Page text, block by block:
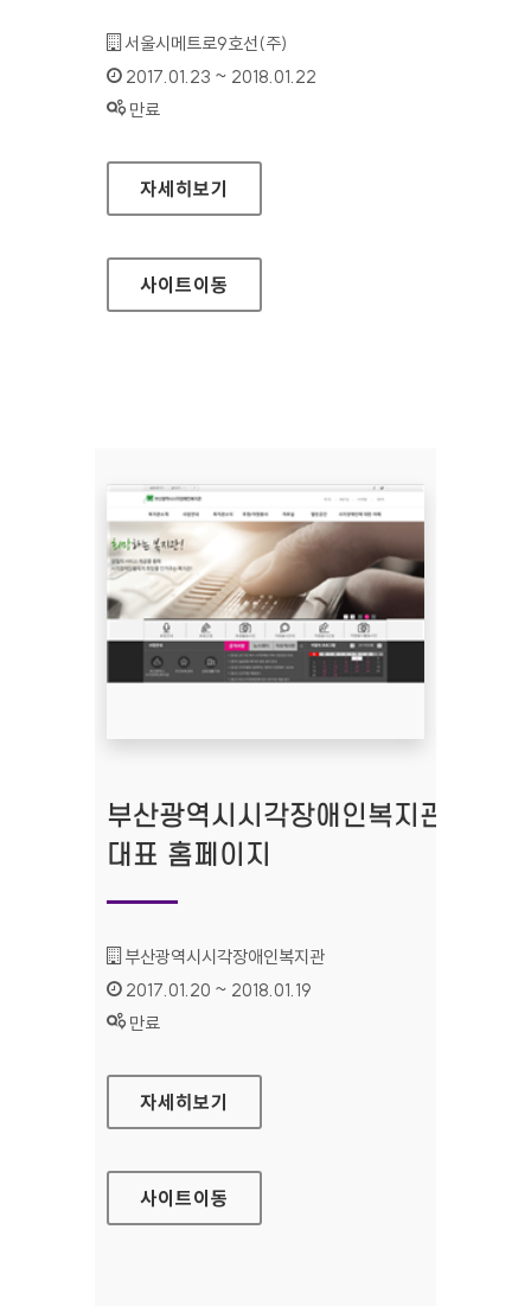
기관명 :
서울시메트로9호선(주)​
인증기간 :
2017.01.23 ~ 2018.01.22
상태 :
만료
서울시 도시철도9호선 홈페이지
자세히보기
사이트이동
부산광역시시각장애인복지관
대표 홈페이지
기관명 :
부산광역시시각장애인복지관
인증기간 :
2017.01.20 ~ 2018.01.19
상태 :
만료
부산광역시시각장애인복지관 대표 홈페이지
자세히보기
사이트이동